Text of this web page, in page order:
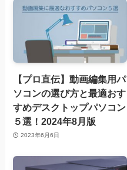
【プロ直伝】動画編集用パ
ソコンの選び方と最適おす
すめデスクトップパソコン
５選！2024年8月版
2023年6月6日